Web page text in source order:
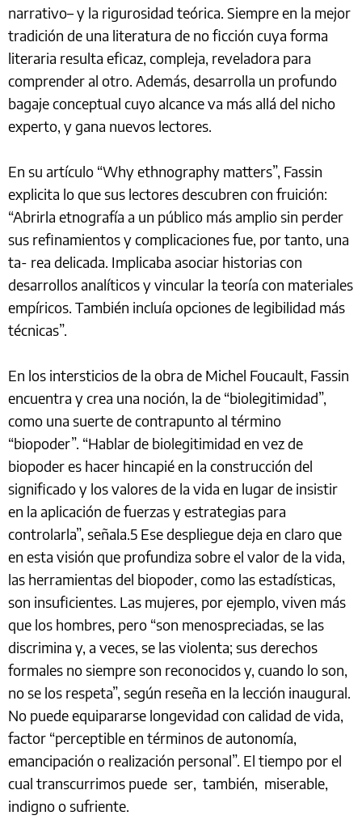
narrativo– y la rigurosidad teórica. Siempre en la mejor
tradición de una literatura de no ficción cuya forma
literaria resulta eficaz, compleja, reveladora para
comprender al otro. Además, desarrolla un profundo
bagaje conceptual cuyo alcance va más allá del nicho
experto, y gana nuevos lectores.
En su artículo “Why ethnography matters”, Fassin
explicita lo que sus lectores descubren con fruición:
“Abrirla etnografía a un público más amplio sin perder
sus refinamientos y complicaciones fue, por tanto, una
ta- rea delicada. Implicaba asociar historias con
desarrollos analíticos y vincular la teoría con materiales
empíricos. También incluía opciones de legibilidad más
técnicas”.
En los intersticios de la obra de Michel Foucault, Fassin
encuentra y crea una noción, la de “biolegitimidad”,
como una suerte de contrapunto al término
“biopoder”. “Hablar de biolegitimidad en vez de
biopoder es hacer hincapié en la construcción del
significado y los valores de la vida en lugar de insistir
en la aplicación de fuerzas y estrategias para
controlarla”, señala.5 Ese despliegue deja en claro que
en esta visión que profundiza sobre el valor de la vida,
las herramientas del biopoder, como las estadísticas,
son insuficientes. Las mujeres, por ejemplo, viven más
que los hombres, pero “son menospreciadas, se las
discrimina y, a veces, se las violenta; sus derechos
formales no siempre son reconocidos y, cuando lo son,
no se los respeta”, según reseña en la lección inaugural.
No puede equipararse longevidad con calidad de vida,
factor “perceptible en términos de autonomía,
emancipación o realización personal”. El tiempo por el
cual transcurrimos puede ser, también, miserable,
indigno o sufriente.